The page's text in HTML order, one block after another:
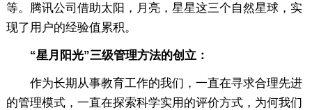
等。腾讯公司借助太阳，月亮，星星这三个自然星球，实
现了用户的经验值累积。
“星月阳光”三级管理方法的创立：
作为长期从事教育工作的我们，一直在寻求合理先进
的管理模式，一直在探索科学实用的评价方式，为何我们